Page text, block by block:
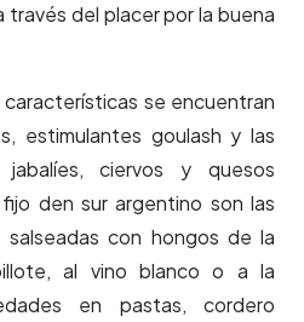
del placer por la buena
se encuentran
estimulantes goulash y las
jabalíes, ciervos y quesos
den sur argentino son las
salseadas con hongos de la
al vino blanco o a la
en pastas, cordero